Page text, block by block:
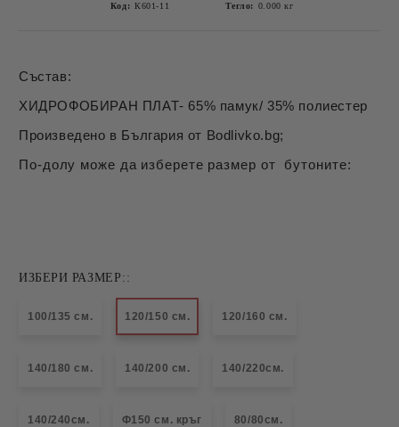
Код: К601-11 Тегло: 0.000 кг
Състав:
ХИДРОФОБИРАН ПЛАТ- 65% памук/ 35% полиестер
Произведено в България от Bodlivko.bg;
По-долу може да изберете размер от бутоните:
ИЗБЕРИ РАЗМЕР::
100/135 см. 120/150 см. 120/160 см.
140/180 см. 140/200 см. 140/220см.
140/240см. Ф150 см. кръг 80/80см.